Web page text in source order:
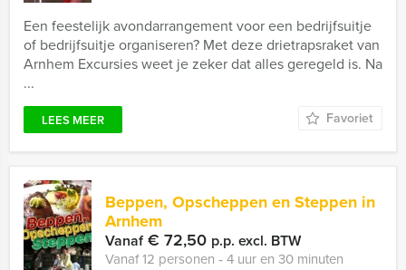
Een feestelijk avondarrangement voor een bedrijfsuitje
of bedrijfsuitje organiseren? Met deze drietrapsraket van
Arnhem Excursies weet je zeker dat alles geregeld is. Na
...
LEES MEER Favoriet
Beppen, Opscheppen en Steppen in
Arnhem
Vanaf€ 72,50 p.p. excl. BTW
Vanaf 12 personen ‐ 4 uur en 30 minuten